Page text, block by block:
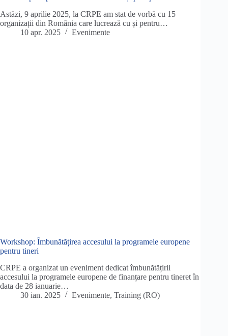
Astăzi, 9 aprilie 2025, la CRPE am stat de vorbă cu 15
organizații din România care lucrează cu și pentru…
10 apr. 2025
Evenimente
Workshop: Îmbunătățirea accesului la programele europene
pentru tineri
CRPE a organizat un eveniment dedicat îmbunătățirii
accesului la programele europene de finanțare pentru tineret în
data de 28 ianuarie…
30 ian. 2025
Evenimente, Training (RO)